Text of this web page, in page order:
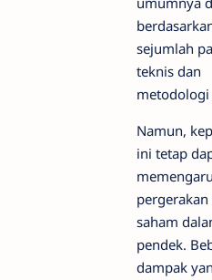
sejumlah
teknis dan
Namun,
ini tetap
saham
pendek.
dampak